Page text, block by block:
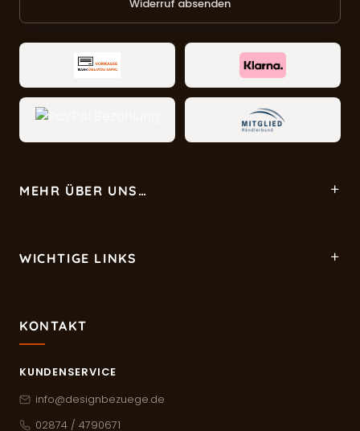
Widerruf absenden
MEHR ÜBER UNS…
WICHTIGE LINKS
KONTAKT
KUNDENSERVICE
info@designbezuege.de
02874 / 4790671